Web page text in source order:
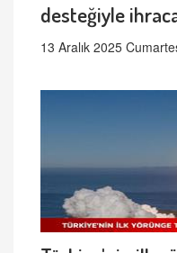
desteğiyle
13 Aralık 2025